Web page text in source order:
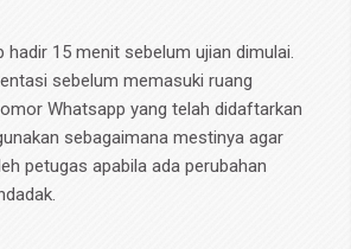
hadir 15 menit sebelum ujian dimulai.
sebelum memasuki ruang
Whatsapp yang telah didaftarkan
sebagaimana mestinya agar
petugas apabila ada perubahan